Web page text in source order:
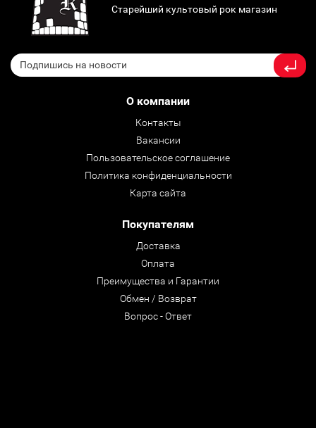
Старейший культовый рок магазин
О компании
Контакты
Вакансии
Пользовательское соглашение
Политика конфиденциальности
Карта сайта
Покупателям
Доставка
Оплата
Преимущества и Гарантии
Обмен / Возврат
Вопрос - Ответ